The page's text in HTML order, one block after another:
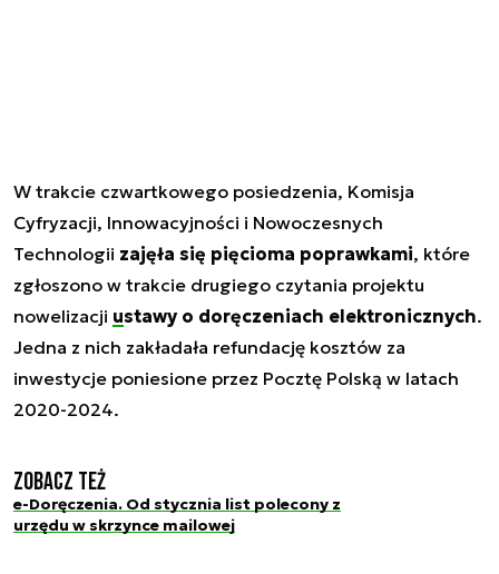
W trakcie czwartkowego posiedzenia, Komisja
Cyfryzacji, Innowacyjności i Nowoczesnych
Technologii zajęła się pięcioma poprawkami, które
zgłoszono w trakcie drugiego czytania projektu
nowelizacji ustawy o doręczeniach elektronicznych.
Jedna z nich zakładała refundację kosztów za
inwestycje poniesione przez Pocztę Polską w latach
2020-2024.
Zobacz też
e-Doręczenia. Od stycznia list polecony z
urzędu w skrzynce mailowej